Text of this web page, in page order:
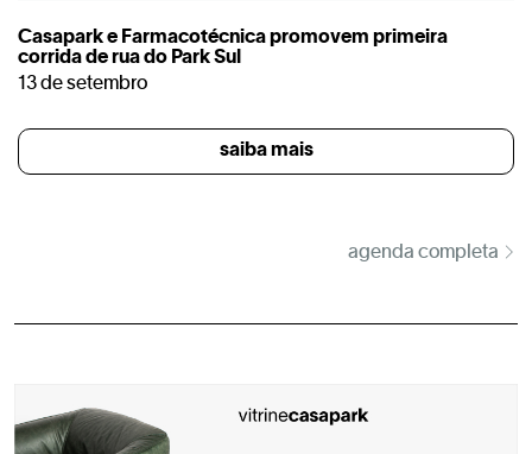
Casapark e Farmacotécnica promovem primeira
corrida de rua do Park Sul
13 de setembro
saiba mais
agenda completa